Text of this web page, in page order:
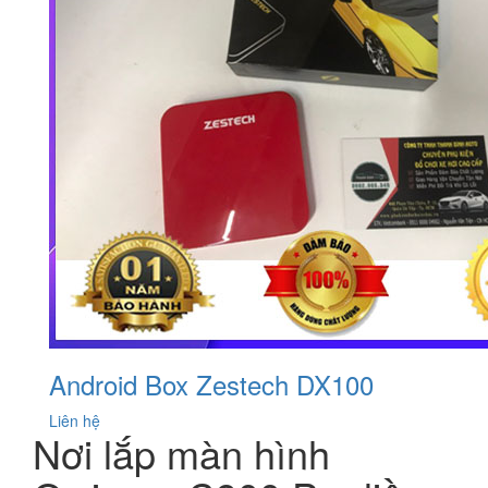
Android Box Zestech DX100
Liên hệ
Nơi lắp màn hình